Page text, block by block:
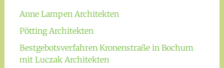
Anne Lampen Architekten
Pötting Architekten
Bestgebotsverfahren Kronenstraße in Bochum
mit Luczak Architekten